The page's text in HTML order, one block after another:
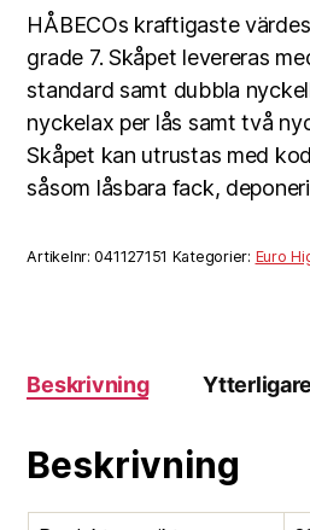
HÅBECOs kraftigaste
grade 7. Skåpet levereras
standard samt dubbla
nyckelax per lås samt två
Skåpet kan utrustas med
såsom låsbara fack,
Artikelnr:041127151 Kategorier: Euro
Beskrivning
Beskrivning